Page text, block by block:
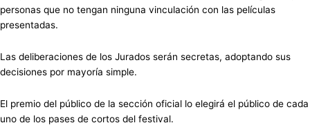
personas que no tengan ninguna vinculación con las películas
presentadas.
Las deliberaciones de los Jurados serán secretas, adoptando sus
decisiones por mayoría simple.
El premio del público de la sección oficial lo elegirá el público de cada
uno de los pases de cortos del festival.